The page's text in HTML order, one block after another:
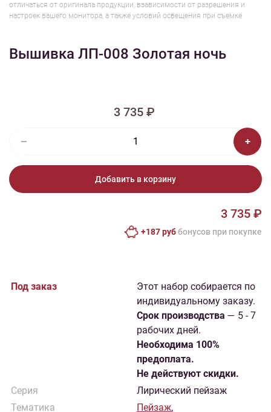
отличаться от оригинала продукции, взависимости от разрешения и
настроек вашего монитора, а также условий освещения при съемке
Вышивка ЛП-008 Золотая ночь
3 735 ₽
Добавить в корзину
3 735 ₽
+187 руббонусов при покупке
Под заказ
Этот набор собирается по
индивидуальному заказу.
Cрок производства — 5 - 7
рабочих дней.
Необходима 100%
предоплата.
Не действуют скидки.
Серия
Лирический пейзаж
Тематика
Пейзаж,